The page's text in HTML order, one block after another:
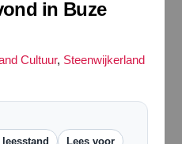
in Buze
Cultuur, Steenwijkerland
Lees voor